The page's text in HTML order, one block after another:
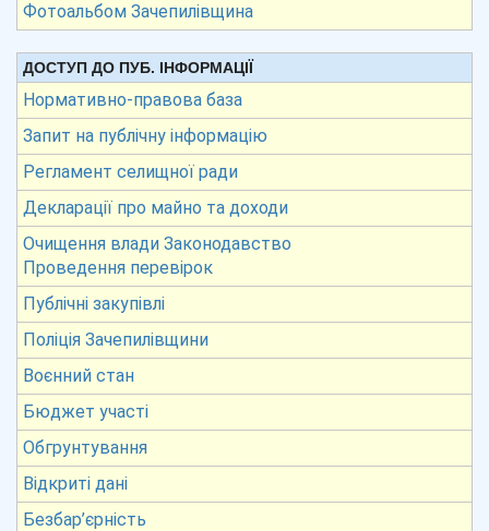
Фотоальбом Зачепилівщина
ДОСТУП ДО ПУБ. ІНФОРМАЦІЇ
Нормативно-правова база
Запит на публічну інформацію
Регламент селищної ради
Декларації про майно та доходи
Очищення влади Законодавство
Проведення перевірок
Публічні закупівлі
Поліція Зачепилівщини
Воєнний стан
Бюджет участі
Обгрунтування
Відкриті дані
Безбар’єрність